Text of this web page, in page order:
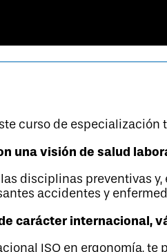
curso de especialización
una visión de salud
disciplinas preventivas
accidentes y
carácter internacional,
ISO en ergonomía,